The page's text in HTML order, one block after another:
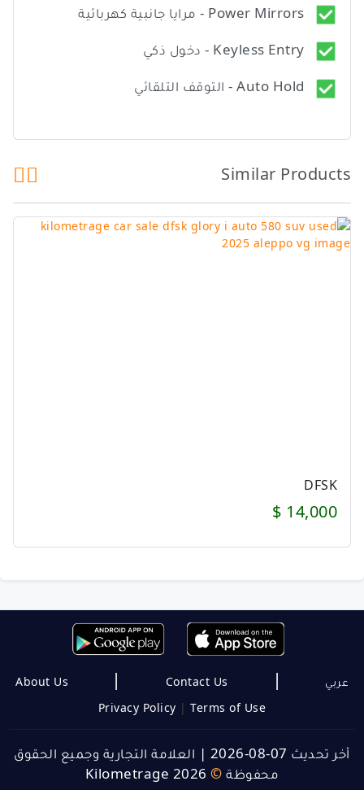
Power Mirrors - مرايا جانبية كهربائية
Keyless Entry - دخول ذكي
Auto Hold - التوقف التلقائي
Similar Products
DFSK
14,000 $
عربي |
About Us |
Contact Us
Privacy Policy |Terms of Use
أخر تحديث 07-08-2026 | العلامة التجارية وجميع الحقوق
محفوظة ©
Kilometrage 2026